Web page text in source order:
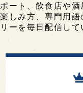
ポート、飲食店や
楽しみ方、専門用
リーを毎日配信して